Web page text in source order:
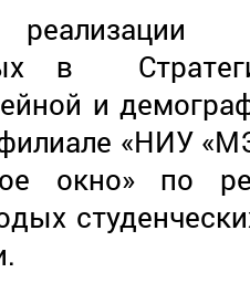
в
и
«НИУ
окно» по